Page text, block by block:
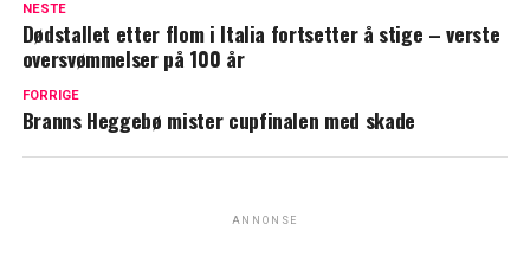
NESTE
Dødstallet etter flom i Italia fortsetter å stige – verste
oversvømmelser på 100 år
FORRIGE
Branns Heggebø mister cupfinalen med skade
ANNONSE